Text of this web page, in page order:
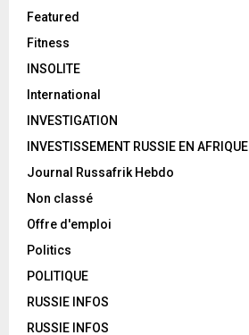
Featured
Fitness
INSOLITE
International
INVESTIGATION
INVESTISSEMENT RUSSIE EN AFRIQUE
Journal Russafrik Hebdo
Non classé
Offre d'emploi
Politics
POLITIQUE
RUSSIE INFOS
RUSSIE INFOS